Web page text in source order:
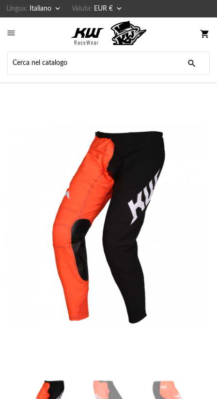
Lingua: Italiano  Valuta: EUR € 
 shopping_cart
